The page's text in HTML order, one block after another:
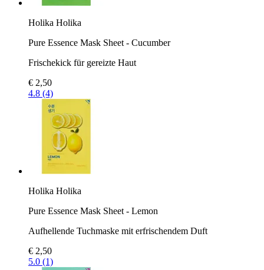
Holika Holika
Pure Essence Mask Sheet - Cucumber
Frischekick für gereizte Haut
€ 2,50
4.8 (4)
Holika Holika
Pure Essence Mask Sheet - Lemon
Aufhellende Tuchmaske mit erfrischendem Duft
€ 2,50
5.0 (1)